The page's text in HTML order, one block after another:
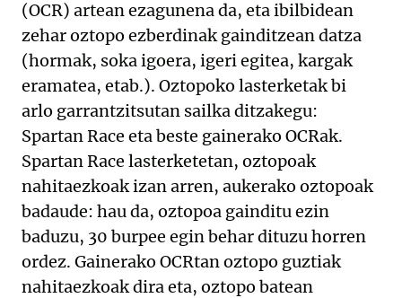
(OCR) artean ezagunena da, eta ibilbidean
zehar oztopo ezberdinak gainditzean datza
(hormak, soka igoera, igeri egitea, kargak
eramatea, etab.). Oztopoko lasterketak bi
arlo garrantzitsutan sailka ditzakegu:
Spartan Race eta beste gainerako OCRak.
Spartan Race lasterketetan, oztopoak
nahitaezkoak izan arren, aukerako oztopoak
badaude: hau da, oztopoa gainditu ezin
baduzu, 30 burpee egin behar dituzu horren
ordez. Gainerako OCRtan oztopo guztiak
nahitaezkoak dira eta, oztopo batean